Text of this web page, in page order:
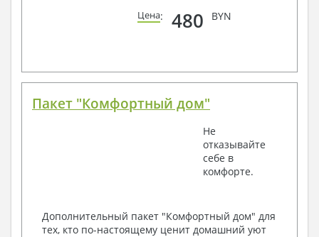
Цена: 480 BYN
Пакет "Комфортный дом"
Не
отказывайте
себе в
комфорте.
Дополнительный пакет "Комфортный дом" для
тех, кто по-настоящему ценит домашний уют